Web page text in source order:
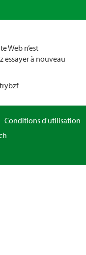
Web n’est
essayer à nouveau
Conditions d'utilisation